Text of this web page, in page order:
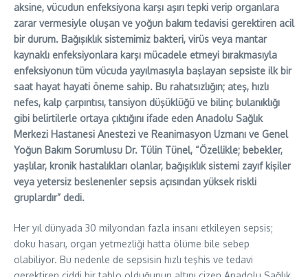
aksine, vücudun enfeksiyona karşı aşırı tepki verip organlara
zarar vermesiyle oluşan ve yoğun bakım tedavisi gerektiren acil
bir durum. Bağışıklık sistemimiz bakteri, virüs veya mantar
kaynaklı enfeksiyonlara karşı mücadele etmeyi bırakmasıyla
enfeksiyonun tüm vücuda yayılmasıyla başlayan sepsiste ilk bir
saat hayat hayati öneme sahip. Bu rahatsızlığın; ateş, hızlı
nefes, kalp çarpıntısı, tansiyon düşüklüğü ve bilinç bulanıklığı
gibi belirtilerle ortaya çıktığını ifade eden Anadolu Sağlık
Merkezi Hastanesi Anestezi ve Reanimasyon Uzmanı ve Genel
Yoğun Bakım Sorumlusu Dr. Tülin Tünel, “Özellikle; bebekler,
yaşlılar, kronik hastalıkları olanlar, bağışıklık sistemi zayıf kişiler
veya yetersiz beslenenler sepsis açısından yüksek riskli
gruplardır” dedi.
Her yıl dünyada 30 milyondan fazla insanı etkileyen sepsis;
doku hasarı, organ yetmezliği hatta ölüme bile sebep
olabiliyor. Bu nedenle de sepsisin hızlı teşhis ve tedavi